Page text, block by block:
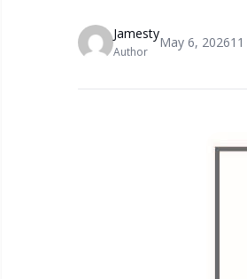
Jamesty
Author
May 6, 202611